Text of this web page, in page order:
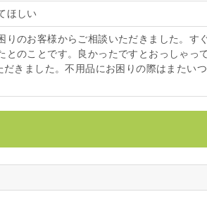
ほしい
りのお客様からご相談いただきました。す
とのことです。良かったですとおっしゃっ
きました。不用品にお困りの際はまたい